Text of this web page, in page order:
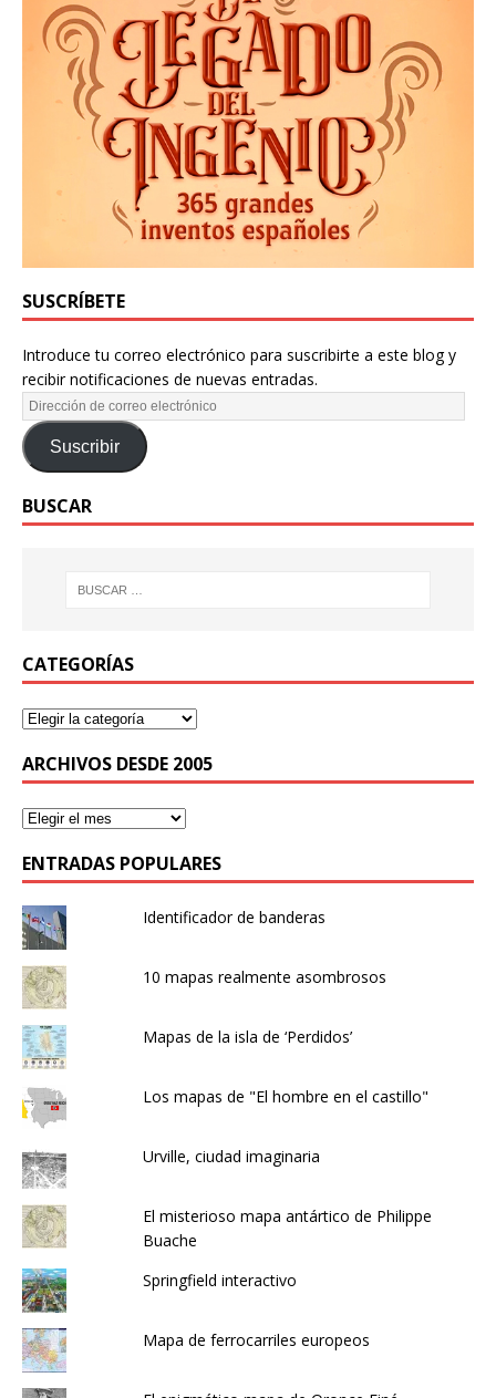
SUSCRÍBETE
Introduce tu correo electrónico para suscribirte a este blog y
recibir notificaciones de nuevas entradas.
Suscribir
BUSCAR
CATEGORÍAS
ARCHIVOS DESDE 2005
ENTRADAS POPULARES
Identificador de banderas
10 mapas realmente asombrosos
Mapas de la isla de ‘Perdidos’
Los mapas de "El hombre en el castillo"
Urville, ciudad imaginaria
El misterioso mapa antártico de Philippe
Buache
Springfield interactivo
Mapa de ferrocarriles europeos